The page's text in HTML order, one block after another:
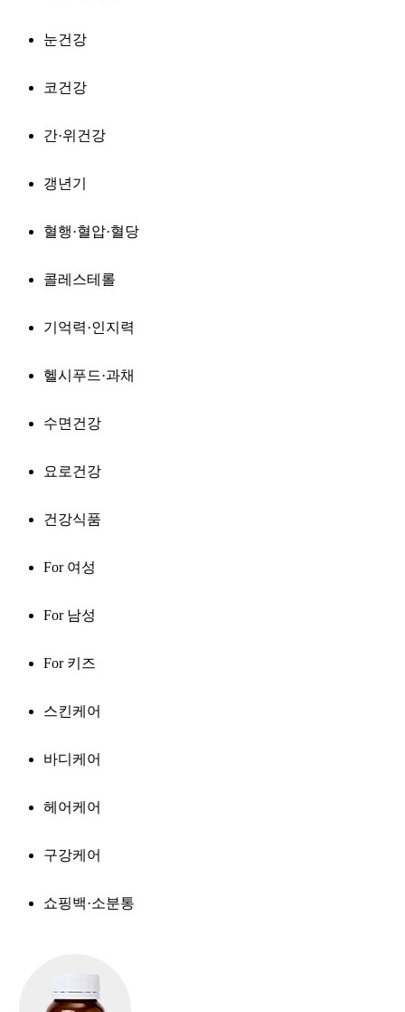
눈건강
코건강
간·위건강
갱년기
혈행·혈압·혈당
콜레스테롤
기억력·인지력
헬시푸드·과채
수면건강
요로건강
건강식품
For 여성
For 남성
For 키즈
스킨케어
바디케어
헤어케어
구강케어
쇼핑백·소분통